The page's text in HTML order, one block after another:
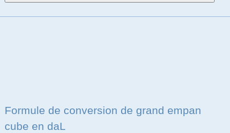
Formule de conversion de grand empan
cube en daL